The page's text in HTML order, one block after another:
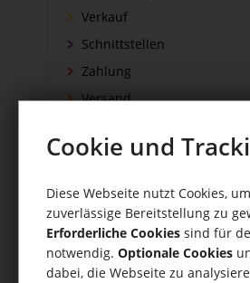
Verkauf
Schnittstellen
Zahlung
Versand
CRM Tools
Produkte
Produkte / Erklärung:
Cookie und
Diese Webseite nutzt Cookies,
zuverlässige Bereitstellung zu
Erforderliche Cookies sind für
notwendig. Optionale Cookies
dabei, die Webseite zu